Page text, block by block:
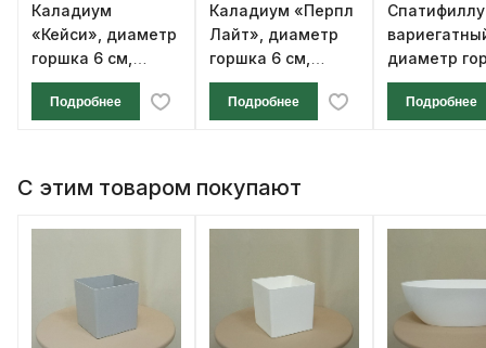
Каладиум
«Кейси», диаметр
горшка 6 см,
высота 12 см
Подробнее
Каладиум «Перпл
Лайт», диаметр
горшка 6 см,
высота 12 см
Подробнее
диаметр
см, высота
Подробнее
С этим товаром покупают